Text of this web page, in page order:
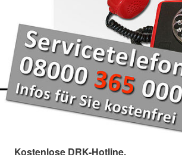
Kostenlose DRK-Hotline.